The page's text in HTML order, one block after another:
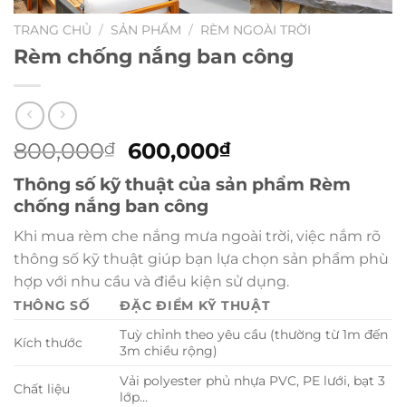
TRANG CHỦ / SẢN PHẨM / RÈM NGOÀI TRỜI
Rèm chống nắng ban công
800,000₫
Giá
gốc
là:
800,000₫.
600,000₫Giá
hiện
tại
600,000₫.
Thông số kỹ thuật của sản phẩm Rèm
chống nắng ban công
Khi mua rèm che nắng mưa ngoài trời, việc nắm rõ
thông số kỹ thuật giúp bạn lựa chọn sản phẩm phù
hợp với nhu cầu và điều kiện sử dụng.
THÔNG SỐ ĐẶC ĐIỂM KỸ THUẬT
Kích thước
Tuỳ chỉnh theo yêu cầu (thường từ 1m đến
3m chiều rộng)
Chất liệu
Vải polyester phủ nhựa PVC, PE lưới, bạt 3
lớp…